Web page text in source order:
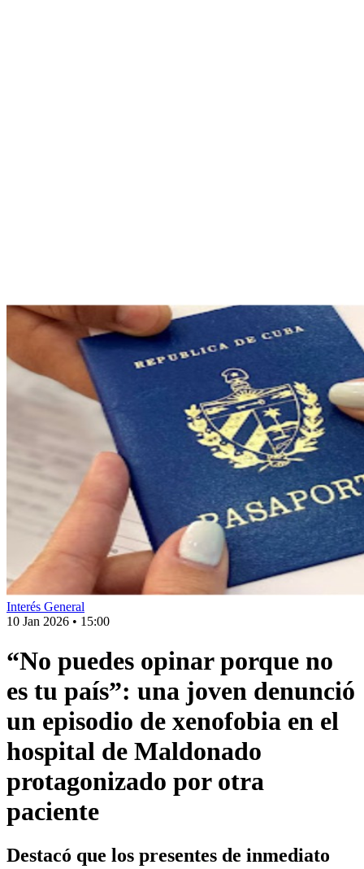
Interés General
10 Jan 2026 • 15:00
“No puedes opinar porque no
es tu país”: una joven denunció
un episodio de xenofobia en el
hospital de Maldonado
protagonizado por otra
paciente
Destacó que los presentes de inmediato